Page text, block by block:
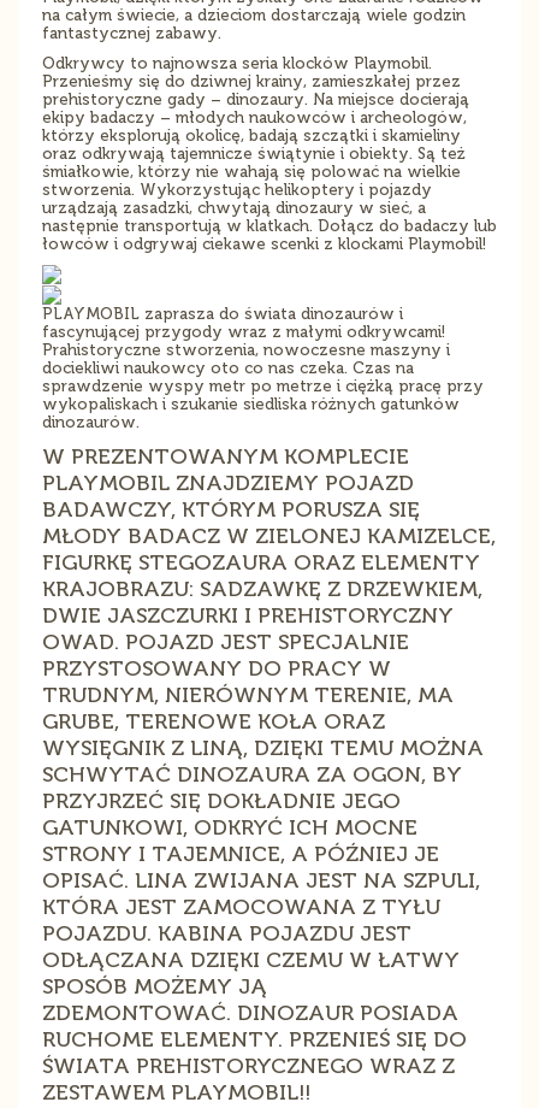
na całym świecie, a dzieciom dostarczają wiele godzin
fantastycznej zabawy.
Odkrywcy to najnowsza seria klocków Playmobil.
Przenieśmy się do dziwnej krainy, zamieszkałej przez
prehistoryczne gady – dinozaury. Na miejsce docierają
ekipy badaczy – młodych naukowców i archeologów,
którzy eksplorują okolicę, badają szczątki i skamieliny
oraz odkrywają tajemnicze świątynie i obiekty. Są też
śmiałkowie, którzy nie wahają się polować na wielkie
stworzenia. Wykorzystując helikoptery i pojazdy
urządzają zasadzki, chwytają dinozaury w sieć, a
następnie transportują w klatkach. Dołącz do badaczy lub
łowców i odgrywaj ciekawe scenki z klockami Playmobil!
PLAYMOBIL zaprasza do świata dinozaurów i
fascynującej przygody wraz z małymi odkrywcami!
Prahistoryczne stworzenia, nowoczesne maszyny i
dociekliwi naukowcy oto co nas czeka. Czas na
sprawdzenie wyspy metr po metrze i ciężką pracę przy
wykopaliskach i szukanie siedliska różnych gatunków
dinozaurów.
W PREZENTOWANYM KOMPLECIE
PLAYMOBIL ZNAJDZIEMY POJAZD
BADAWCZY, KTÓRYM PORUSZA SIĘ
MŁODY BADACZ W ZIELONEJ KAMIZELCE,
FIGURKĘ STEGOZAURA ORAZ ELEMENTY
KRAJOBRAZU: SADZAWKĘ Z DRZEWKIEM,
DWIE JASZCZURKI I PREHISTORYCZNY
OWAD. POJAZD JEST SPECJALNIE
PRZYSTOSOWANY DO PRACY W
TRUDNYM, NIERÓWNYM TERENIE, MA
GRUBE, TERENOWE KOŁA ORAZ
WYSIĘGNIK Z LINĄ, DZIĘKI TEMU MOŻNA
SCHWYTAĆ DINOZAURA ZA OGON, BY
PRZYJRZEĆ SIĘ DOKŁADNIE JEGO
GATUNKOWI, ODKRYĆ ICH MOCNE
STRONY I TAJEMNICE, A PÓŹNIEJ JE
OPISAĆ. LINA ZWIJANA JEST NA SZPULI,
KTÓRA JEST ZAMOCOWANA Z TYŁU
POJAZDU. KABINA POJAZDU JEST
ODŁĄCZANA DZIĘKI CZEMU W ŁATWY
SPOSÓB MOŻEMY JĄ
ZDEMONTOWAĆ. DINOZAUR POSIADA
RUCHOME ELEMENTY. PRZENIEŚ SIĘ DO
ŚWIATA PREHISTORYCZNEGO WRAZ Z
ZESTAWEM PLAYMOBIL!!